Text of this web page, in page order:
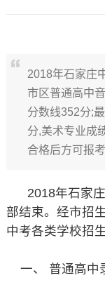
2018年石家庄
市区普通高中
分数线352分;
分,美术专业成
合格后方可报
2018年石家庄
部结束。经市招
中考各类学校招
一、 普通高中